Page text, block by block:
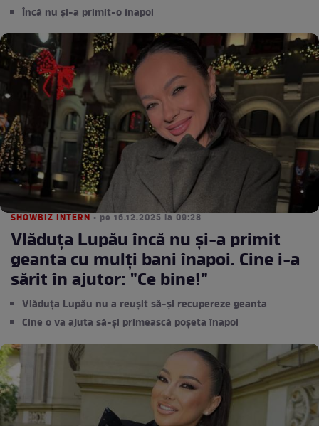
Încă nu și-a primit-o înapoi
SHOWBIZ INTERN • pe 16.12.2025 la 09:28
Vlăduța Lupău încă nu și-a primit
geanta cu mulți bani înapoi. Cine i-a
sărit în ajutor: "Ce bine!"
Vlăduța Lupău nu a reușit să-și recupereze geanta
Cine o va ajuta să-și primească poșeta înapoi